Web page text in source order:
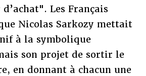
Les Français
Nicolas Sarkozy mettait
à la symbolique
son projet de sortir le
en donnant à chacun une